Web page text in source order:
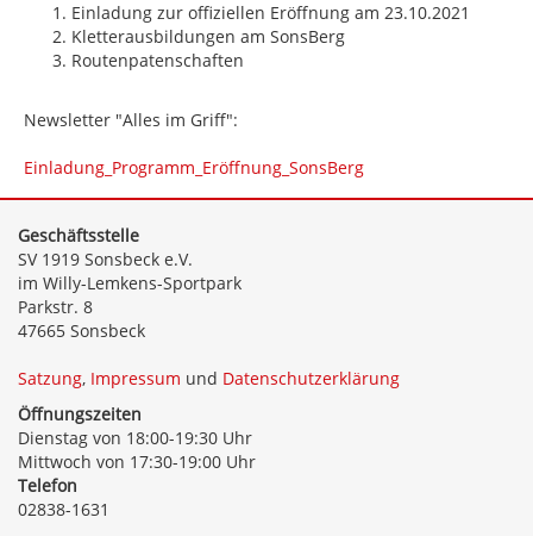
Einladung zur offiziellen Eröffnung am 23.10.2021
Kletterausbildungen am SonsBerg
Routenpatenschaften
Newsletter "Alles im Griff":
Einladung_Programm_Eröffnung_SonsBerg
Geschäftsstelle
SV 1919 Sonsbeck e.V.
im Willy-Lemkens-Sportpark
Parkstr. 8
47665 Sonsbeck
Satzung, Impressum und Datenschutzerklärung
Öffnungszeiten
Dienstag von 18:00-19:30 Uhr
Mittwoch von 17:30-19:00 Uhr
Telefon
02838-1631